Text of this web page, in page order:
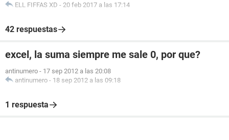
ELL FIFFAS XD - 20 feb 2017 a las 17:14
42 respuestas
excel, la suma siempre me sale 0, por que?
antinumero - 17 sep 2012 a las 20:08
antinumero - 18 sep 2012 a las 09:18
1 respuesta